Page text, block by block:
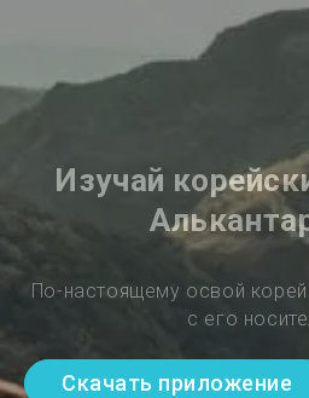
Изучай
По-настоящему освой
с его
Скачать приложение